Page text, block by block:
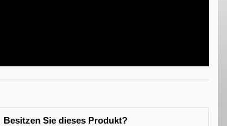
Besitzen Sie dieses Produkt?